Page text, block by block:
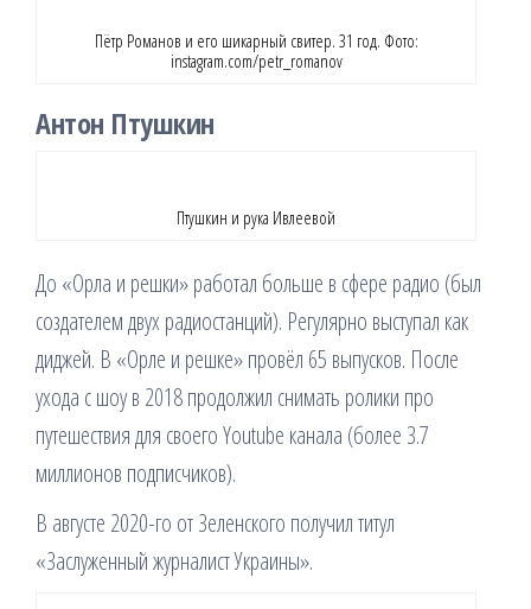
Пётр Романов и его шикарный свитер. 31 год. Фото:
instagram.com/petr_romanov
Антон Птушкин
Птушкин и рука Ивлеевой
До «Орла и решки» работал больше в сфере радио (был
создателем двух радиостанций). Регулярно выступал как
диджей. В «Орле и решке» провёл 65 выпусков. После
ухода с шоу в 2018 продолжил снимать ролики про
путешествия для своего Youtube канала (более 3.7
миллионов подписчиков).
В августе 2020-го от Зеленского получил титул
«Заслуженный журналист Украины».